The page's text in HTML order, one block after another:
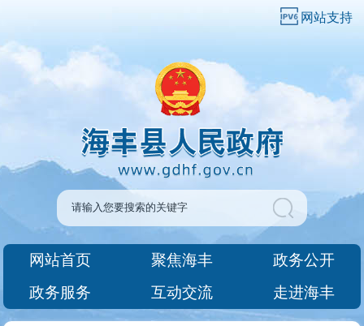
网站支持
网站首页 聚焦海丰
政务公开
政务服务
互动交流 走进海丰